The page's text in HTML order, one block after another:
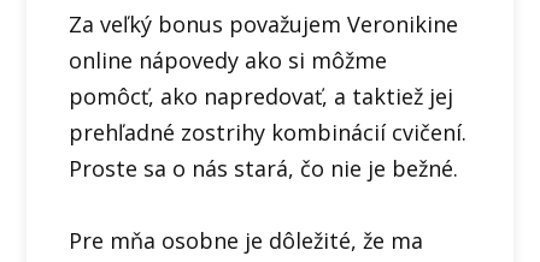
Za veľký bonus považujem Veronikine
online nápovedy ako si môžme
pomôcť, ako napredovať, a taktiež jej
prehľadné zostrihy kombinácií cvičení.
Proste sa o nás stará, čo nie je bežné.
Pre mňa osobne je dôležité, že ma